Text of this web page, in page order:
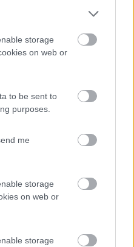
storage
on web or
to be sent to
purposes.
me
storage
on web or
storage
se a doppia balza non penso